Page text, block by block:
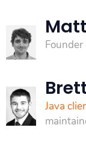
Founder
Java